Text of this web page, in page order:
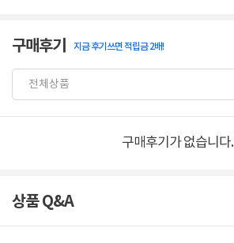
구매후기 지금 후기쓰면 적립금 2배!
구매후기가 없습니다.
상품 Q&A